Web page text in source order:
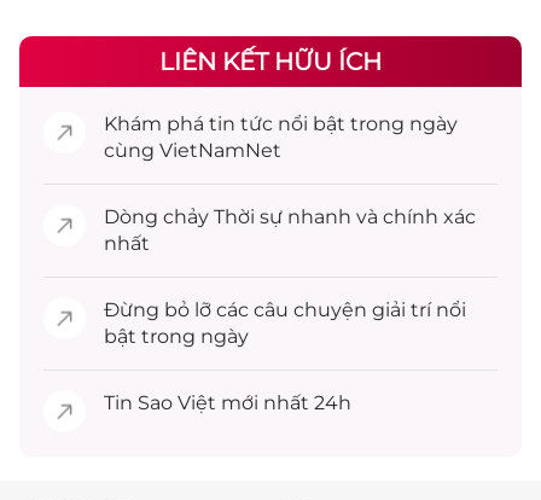
LIÊN KẾT HỮU ÍCH
Khám phá tin tức nổi bật trong ngày
cùng VietNamNet
Dòng chảy Thời sự nhanh và chính xác
nhất
Đừng bỏ lỡ các câu chuyện giải trínổi
bật trong ngày
Tin Sao Việt mới nhất 24h